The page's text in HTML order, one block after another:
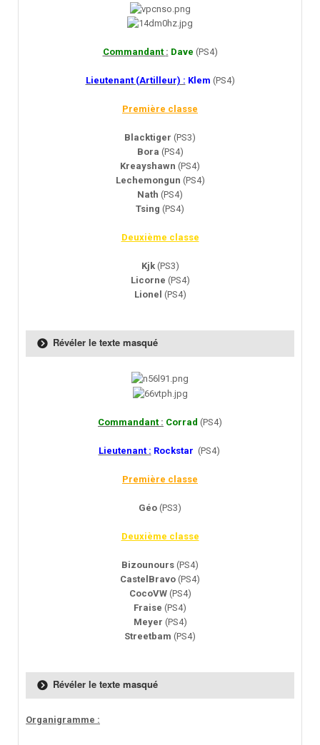
Commandant : Dave (PS4)
Lieutenant (Artilleur) : Klem (PS4)
Première classe
Blacktiger (PS3)
Bora (PS4)
Kreayshawn (PS4)
Lechemongun (PS4)
Nath (PS4)
Tsing (PS4)
Deuxième classe
Kjk (PS3)
Licorne (PS4)
Lionel (PS4)
Révéler le texte masqué
Commandant : Corrad (PS4)
Lieutenant : Rockstar (PS4)
Première classe
Géo (PS3)
Deuxième classe
Bizounours (PS4)
CastelBravo (PS4)
CocoVW (PS4)
Fraise (PS4)
Meyer (PS4)
Streetbam (PS4)
Révéler le texte masqué
Organigramme :